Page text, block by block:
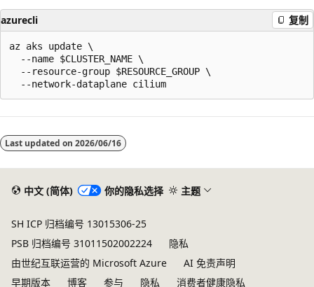
azurecli 复制
az aks update \
  --name $CLUSTER_NAME \
  --resource-group $RESOURCE_GROUP \
Last updated on 2026/06/16
中文 (简体) 你的隐私选择 主题
SH ICP 归档编号 13015306-25
PSB 归档编号 31011502002224
隐私
由世纪互联运营的 Microsoft Azure
AI 免责声明
早期版本
博客 参与 隐私 消费者健康隐私